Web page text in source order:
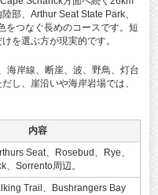
部、Arthur Seat State Park、
つなぐ長めのコースです。短
を選ぶ方が現実的です。
海岸線、断崖、波、野鳥、灯台
し、崖沿いや海岸岩場では、
内容
Seat、Rosebud、Rye、
、Sorrento周辺。
Trail、Bushrangers Bay